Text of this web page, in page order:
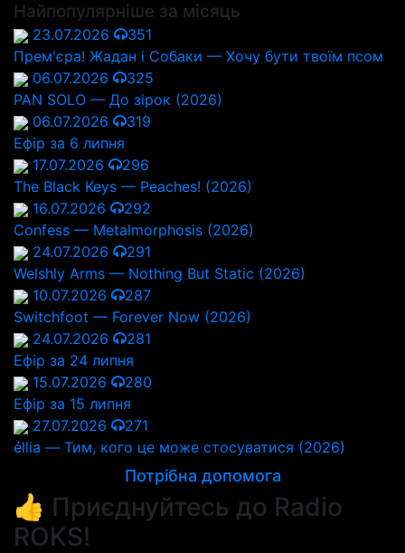
Найпопулярніше за місяць
23.07.2026
351
Прем'єра! Жадан і Собаки — Хочу бути твоїм псом
06.07.2026
325
PAN SOLO — До зірок (2026)
06.07.2026
319
Ефір за 6 липня
17.07.2026
296
The Black Keys — Peaches! (2026)
16.07.2026
292
Confess — Metalmorphosis (2026)
24.07.2026
291
Welshly Arms — Nothing But Static (2026)
10.07.2026
287
Switchfoot — Forever Now (2026)
24.07.2026
281
Ефір за 24 липня
15.07.2026
280
Ефір за 15 липня
27.07.2026
271
éllia — Тим, кого це може стосуватися (2026)
Потрібна допомога
👍 Приєднуйтесь до Radio
ROKS!